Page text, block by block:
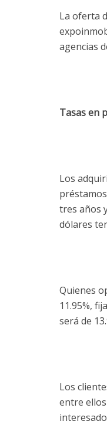
La oferta
agencias
Tasas en
Los
tres años
dólares
Quienes
11.95%,
será de
Los
entre